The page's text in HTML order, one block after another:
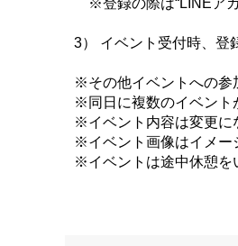
※登録の際は“LINEアカ
3） イベント受付時、登
※その他イベントへの参
※同日に複数のイベント
※イベント内容は変更に
※イベント画像はイメー
※イベントは途中休憩を